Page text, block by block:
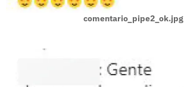
comentario_pipe2_ok.jpg